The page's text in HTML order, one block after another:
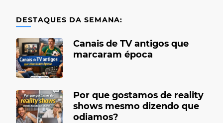
DESTAQUES DA SEMANA:
Canais de TV antigos que
marcaram época
Por que gostamos de reality
shows mesmo dizendo que
odiamos?